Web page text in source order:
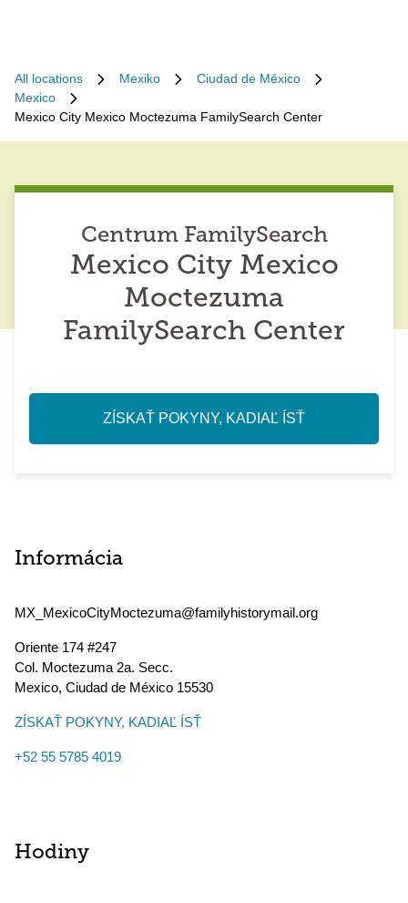
All locations Mexiko
Ciudad de México
Mexico
Mexico City Mexico Moctezuma FamilySearch Center
Centrum FamilySearch
Mexico City Mexico
Moctezuma
FamilySearch Center
ZÍSKAŤ POKYNY, KADIAĽ ÍSŤ
Informácia
MX_MexicoCityMoctezuma@familyhistorymail.org
Oriente 174 #247
Col. Moctezuma 2a. Secc.
Mexico, Ciudad de México 15530
ZÍSKAŤ POKYNY, KADIAĽ ÍSŤ
+52 55 5785 4019
Hodiny